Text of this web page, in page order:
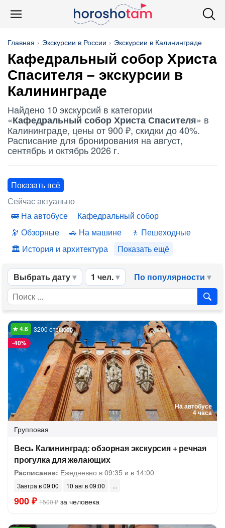
Главная Экскурсии в России Экскурсии в Калининграде
Кафедральный собор Христа
Спасителя – экскурсии в
Калининграде
Найдено 10 экскурсий в категории
«Кафедральный собор Христа Спасителя» в
Калининграде, цены от 900 ₽, скидки до 40%.
Расписание для бронирования на август,
сентябрь и октябрь 2026 г.
Показать всё
Сейчас актуально
На автобусе
Кафедральный собор
Обзорные
На машине
Пешеходные
История и архитектура
Показать ещё
Выбрать дату 1 чел. По популярности
На автобусе
4 часа
-40%
3200 отзывов
Групповая
Весь Калининград: обзорная экскурсия + речная
прогулка для желающих
Расписание: Ежедневно в 09:35 и в 14:00
Завтра в 09:00 10 авг в 09:00
900 ₽ 1500 ₽ за человека